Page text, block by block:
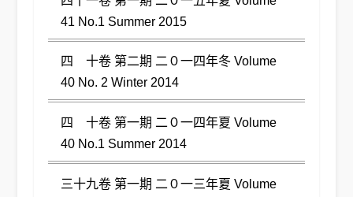
41 No.1 Summer 2015
四 十卷 第二期 二０一四年冬 Volume
40 No. 2 Winter 2014
四 十卷 第一期 二０一四年夏 Volume
40 No.1 Summer 2014
三十九卷 第一期 二０一三年夏 Volume